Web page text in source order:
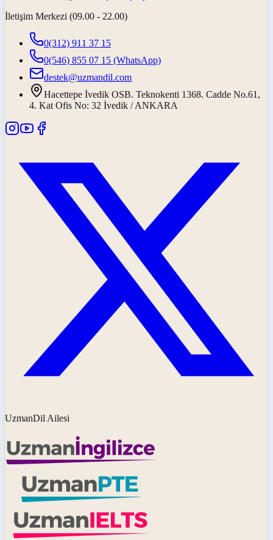
İletişim Merkezi (09.00 - 22.00)
0(312) 911 37 15
0(546) 855 07 15 (WhatsApp)
destek@uzmandil.com
Hacettepe İvedik OSB. Teknokenti 1368. Cadde No.61,
4. Kat Ofis No: 32 İvedik / ANKARA
UzmanDil Ailesi